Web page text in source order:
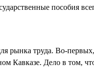
пособия
рынка труда. Во-
Кавказе. Дело в том,